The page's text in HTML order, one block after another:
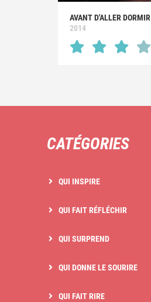
AVANT D'ALLER DORMIR
2014
CATÉGORIES
QUI INSPIRE
QUI FAIT RÉFLÉCHIR
QUI SURPREND
QUI DONNE LE SOURIRE
QUI FAIT RIRE